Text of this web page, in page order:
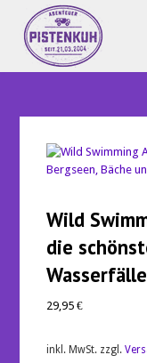
Wild
die
Wasserfälle
29,95€
inkl. MwSt. zzgl.